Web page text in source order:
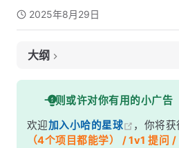
2025年8月29日
大纲
前言
第一步：安装 Node.js 环境
第二步：验证是否真的安装成功了
一则或许对你有用的小广告
欢迎加入小哈的星球 ，你将获
（4个项目都能学） / 1v1 提问